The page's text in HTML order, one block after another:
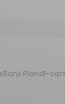
Bons PlansE-